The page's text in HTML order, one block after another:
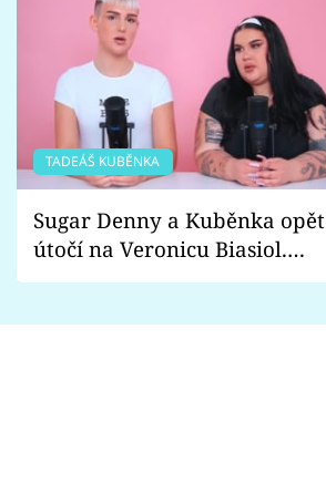
TADEÁŠ KUBĚNKA
Sugar Denny a Kuběnka opět
útočí na Veronicu Biasiol.
Proč je podle nich falešná a